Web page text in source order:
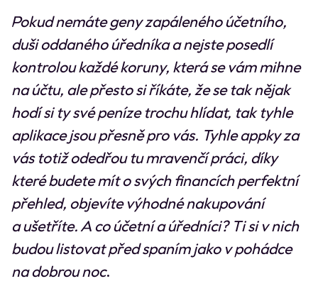
Pokud nemáte geny zapáleného účetního,
duši oddaného úředníka a nejste posedlí
kontrolou každé koruny, která se vám mihne
na účtu, ale přesto si říkáte, že se tak nějak
hodí si ty své peníze trochu hlídat, tak tyhle
aplikace jsou přesně pro vás. Tyhle appky za
vás totiž odedřou tu mravenčí práci, díky
které budete mít o svých financích perfektní
přehled, objevíte výhodné nakupování
a ušetříte. A co účetní a úředníci? Ti si v nich
budou listovat před spaním jako v pohádce
na dobrou noc.